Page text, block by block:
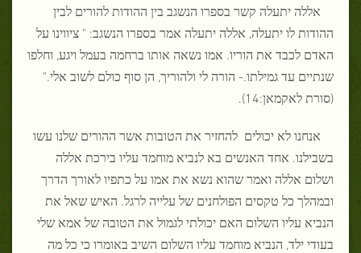
אללה יתעלה קשר בספרו הנשגב בין ההודות להורים לבין
ההודות לו יתעלה, אללה יתעלה אמר בספרו הנשגב: " ציווינו על
האדם לכבד את הוריו. אמו נשאה אותו ברחמה בעמל ויגע, וחלפו
שנתיים עד גמילתו.- הורה לי ולהוריך, הן סוף כולם לשוב אלי."
(סורת לאקמאן:14).
אנחנו לא יכולים להחזיר את הטובות אשר ההורים שלנו עשו
בשבילנו. אחד האנשים בא לנביא מוחמד עליו בירכת אללה
ושלום אללה ואמר שהוא נשא את אמו על כתפיו לאורך הדרך
ובמהלך כל טקסים הפולחנים של עלייה לרגל. האיש שאל את
הנביא עליו השלום האם יכולתי לגמול את הטובה של אמא שלי
בעודי ילד, הנביא מוחמד עליו השלום השיב באומרו כי כל מה